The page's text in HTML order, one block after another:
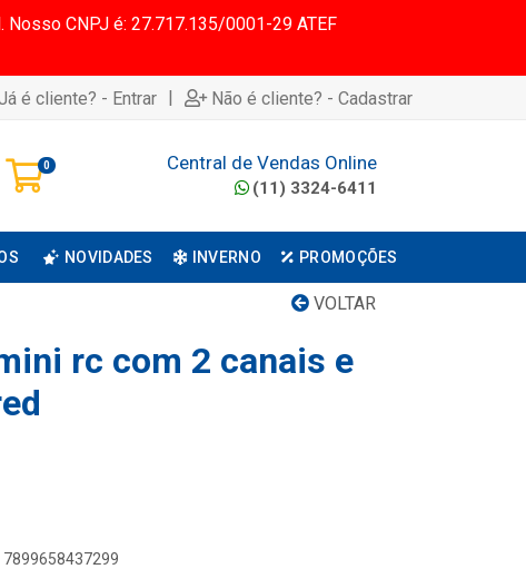
CNPJ é: 27.717.135/0001-29 ATEF
é cliente? - Entrar | Não é cliente? - Cadastrar
0 Central de Vendas Online
(11) 3324-6411
NOVIDADES INVERNO PROMOÇÕES
VOLTAR
rc com 2 canais e
7899658437299